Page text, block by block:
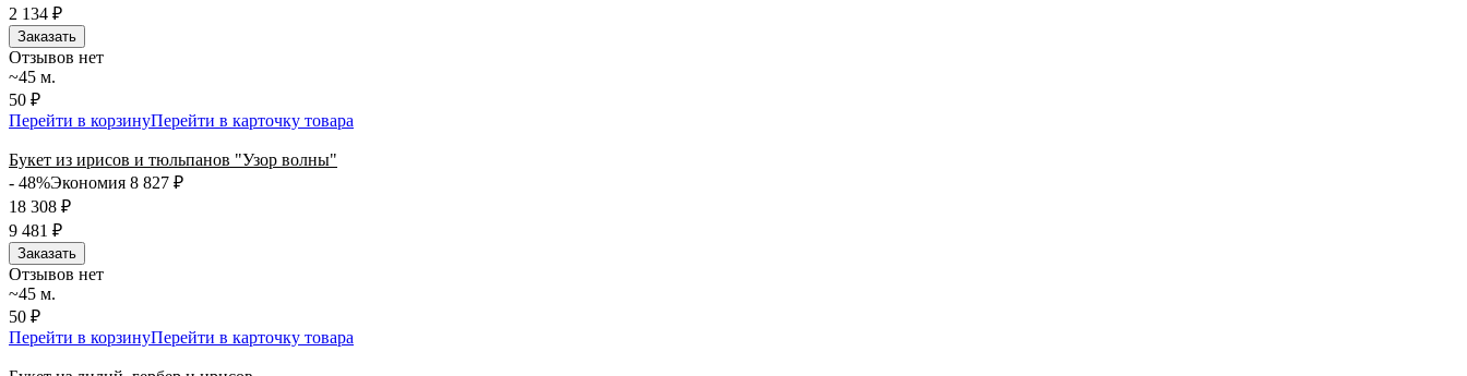
2 134 ₽
Заказать
Отзывов нет
~45 м.
50 ₽
Перейти в корзинуПерейти в карточку товара
Букет из ирисов и тюльпанов "Узор волны"
- 48%Экономия 8 827 ₽
18 308 ₽
9 481 ₽
Заказать
Отзывов нет
~45 м.
50 ₽
Перейти в корзинуПерейти в карточку товара